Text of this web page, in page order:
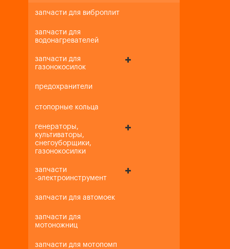
запчасти для виброплит
запчасти для
водонагревателей
запчасти для
газонокосилок
предохранители
стопорные кольца
генераторы,
культиваторы,
снегоуборщики,
газонокосилки
запчасти
-электроинструмент
запчасти для автомоек
запчасти для
мотоножниц
запчасти для мотопомп